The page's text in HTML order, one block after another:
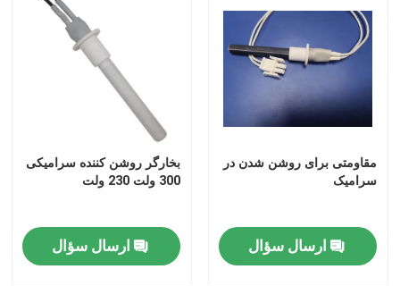
مقاومتی برای روشن شدن در
سرامیک
ارسال سؤال
بخارگر روشن کننده سرامیکی
300 ولت 230 ولت
ارسال سؤال